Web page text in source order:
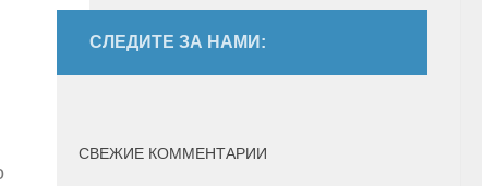
СЛЕДИТЕ ЗА НАМИ:
СВЕЖИЕ КОММЕНТАРИИ